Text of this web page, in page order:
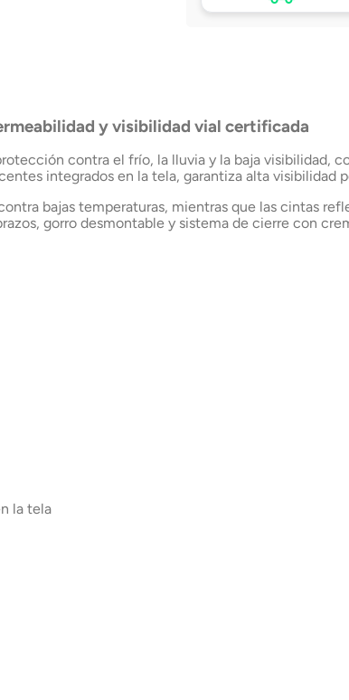
Tu compra, directo a tu
y visibilidad vial certificada
contra el frío, la lluvia y la baja visibilidad,
integrados en la tela, garantiza alta visibilidad
bajas temperaturas, mientras que las cintas
gorro desmontable y sistema de cierre con
la tela